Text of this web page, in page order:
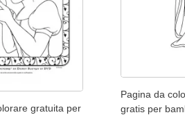
gratuita per
Pagina da
gratis per